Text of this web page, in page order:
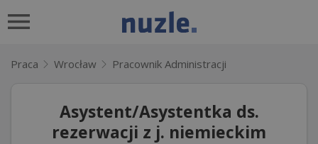
Praca Wrocław Pracownik Administracji
Asystent/Asystentka ds.
rezerwacji z j. niemieckim